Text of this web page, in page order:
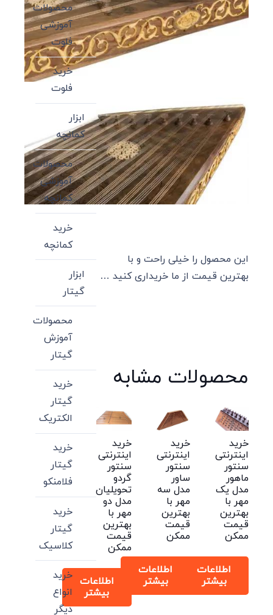
این محصول را خیلی راحت و با
بهترین قیمت از ما خریداری کنید …
محصولات مشابه
خرید
اینترنتی
سنتور
ماهور
مدل یک
مهر با
بهترین
قیمت
ممکن
اطلاعات
بیشتر
خرید
اینترنتی
سنتور
ساور
مدل سه
مهر با
بهترین
قیمت
ممکن
اطلاعات
بیشتر
خرید
اینترنتی
سنتور
گردو
تحویلیان
مدل دو
مهر با
بهترین
قیمت
ممکن
اطلاعات
بیشتر
محصولات
آموزشی
فلوت
خرید
فلوت
ابزار
کمانچه
محصولات
آموزشی
کمانچه
خرید
کمانچه
ابزار
گیتار
محصولات
آموزش
گیتار
خرید
گیتار
الکتریک
خرید
گیتار
فلامنکو
خرید
گیتار
کلاسیک
خرید
انواع
دیگر